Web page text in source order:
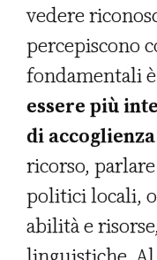
vedere
percepiscono
fondamentali
essere più
di accoglienza
ricorso,
politici locali,
abilità e